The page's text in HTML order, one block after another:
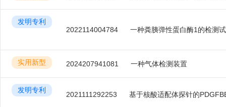
2022114004784 一种粪胰弹性蛋白酶1的检测
发明专利
2024207941081 一种气体检测装置
实用新型
2021111292253
发明专利